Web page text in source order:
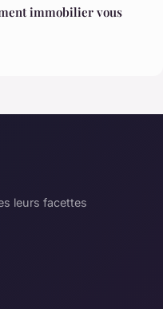
immobilier vous
leurs facettes